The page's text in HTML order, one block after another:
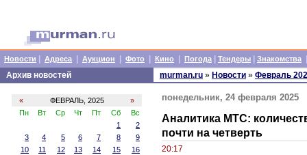
Новости Адреса Аукцион Фото Кино Погода Тендеры Знакомства
Архив новостей
« ФЕВРАЛЬ, 2025
»
Пн
Вт Ср Чт Пт Сб
Вс
1
2
3
4 5 6 7 8
9
10
11 12 13 14 15
16
murman.ru » Новости » Февраль
понедельник, 24 февраля 2025
Аналитика МТС:
почти на четверть
20:17